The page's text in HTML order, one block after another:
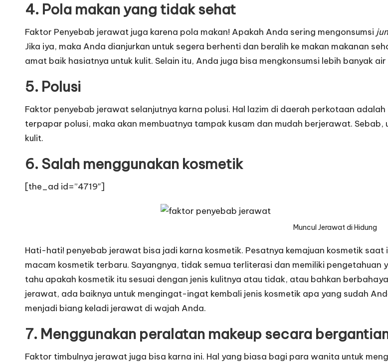
4. Pola makan yang tidak sehat
Faktor Penyebab jerawat juga karena pola makan! Apakah Anda sering mengonsumsi
Jika iya, maka Anda dianjurkan untuk segera berhenti dan beralih ke makan makanan
amat baik hasiatnya untuk kulit. Selain itu, Anda juga bisa mengkonsumsi lebih banyak
5. Polusi
Faktor penyebab jerawat selanjutnya karna polusi. Hal lazim di daerah perkotaan
terpapar polusi, maka akan membuatnya tampak kusam dan mudah berjerawat.
kulit.
6. Salah menggunakan kosmetik
[the_ad id=”4719″]
Muncul Jerawat di Hidung
Hati-hati! penyebab jerawat bisa jadi karna kosmetik. Pesatnya kemajuan kosmetik
macam kosmetik terbaru. Sayangnya, tidak semua terliterasi dan memiliki
tahu apakah kosmetik itu sesuai dengan jenis kulitnya atau tidak, atau bahkan
jerawat, ada baiknya untuk mengingat-ingat kembali jenis kosmetik apa yang sudah
menjadi biang keladi jerawat di wajah Anda.
7. Menggunakan peralatan makeup secara
Faktor timbulnya jerawat juga bisa karna ini. Hal yang biasa bagi para wanita untuk